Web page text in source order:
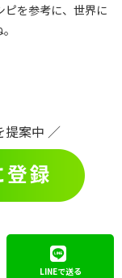
ピを参考に、世界に
提案中 ／
LINEで送る